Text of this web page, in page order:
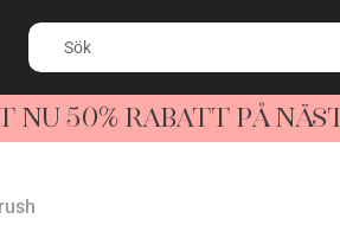
NU 50% RABATT PÅ